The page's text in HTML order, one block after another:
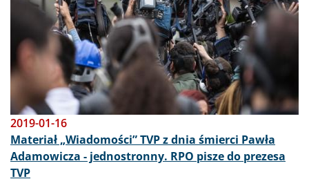
2019-01-16
Materiał „Wiadomości” TVP z dnia śmierci Pawła
Adamowicza - jednostronny. RPO pisze do prezesa
TVP